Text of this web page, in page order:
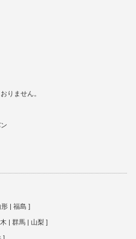
りません。
| 福島 ]
| 群馬 | 山梨 ]